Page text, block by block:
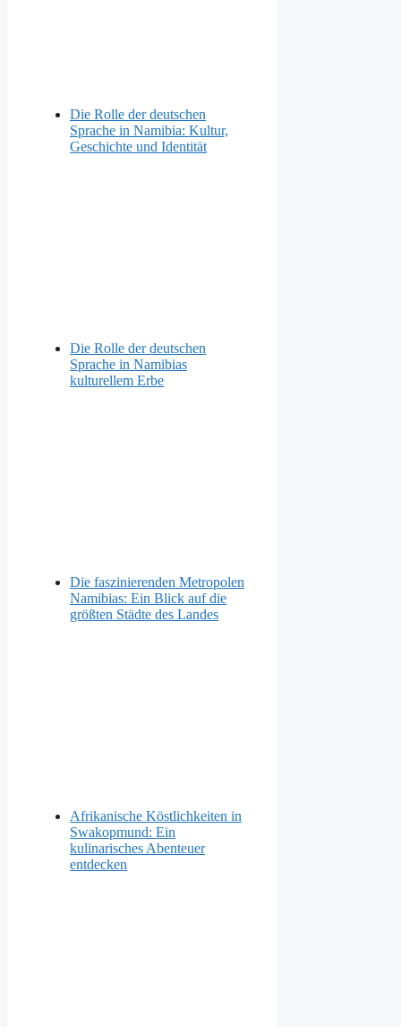
Die Rolle der deutschen
Sprache in Namibia: Kultur,
Geschichte und Identität
Die Rolle der deutschen
Sprache in Namibias
kulturellem Erbe
Die faszinierenden Metropolen
Namibias: Ein Blick auf die
größten Städte des Landes
Afrikanische Köstlichkeiten in
Swakopmund: Ein
kulinarisches Abenteuer
entdecken